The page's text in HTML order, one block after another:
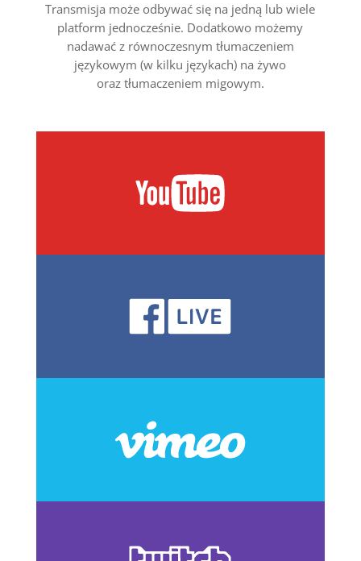
Transmisja może odbywać się na jedną lub wiele
platform jednocześnie. Dodatkowo możemy
nadawać z równoczesnym tłumaczeniem
językowym (w kilku językach) na żywo
oraz tłumaczeniem migowym.